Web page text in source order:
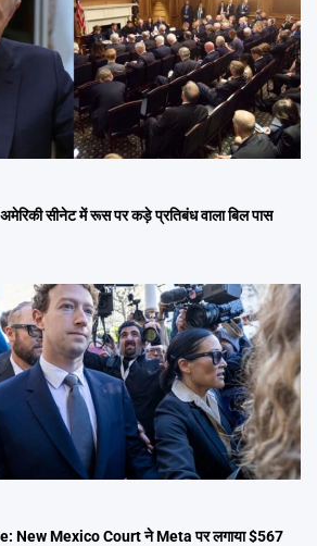
सीनेट में रूस पर कड़े प्रतिबंध वाला बिल पास
New Mexico Court ने Meta पर लगाया $567